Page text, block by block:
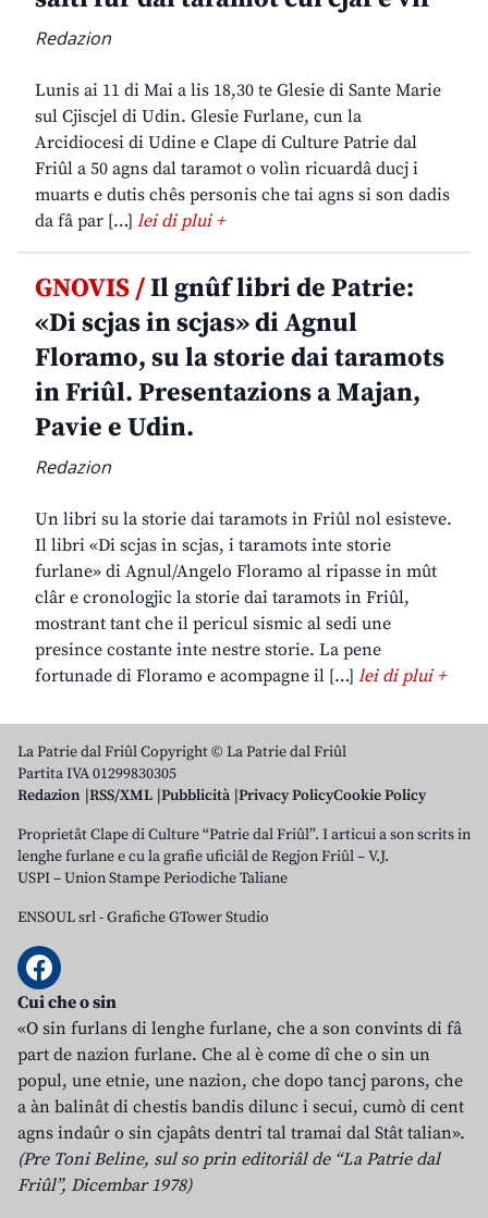
Redazion
Lunis ai 11 di Mai a lis 18,30 te Glesie di Sante Marie
sul Cjiscjel di Udin. Glesie Furlane, cun la
Arcidiocesi di Udine e Clape di Culture Patrie dal
Friûl a 50 agns dal taramot o volìn ricuardâ ducj i
muarts e dutis chês personis che tai agns si son dadis
da fâ par […] lei di plui +
GNOVIS /Il gnûf libri de Patrie:
«Di scjas in scjas» di Agnul
Floramo, su la storie dai taramots
in Friûl. Presentazions a Majan,
Pavie e Udin.
Redazion
Un libri su la storie dai taramots in Friûl nol esisteve.
Il libri «Di scjas in scjas, i taramots inte storie
furlane» di Agnul/Angelo Floramo al ripasse in mût
clâr e cronologjic la storie dai taramots in Friûl,
mostrant tant che il pericul sismic al sedi une
presince costante inte nestre storie. La pene
fortunade di Floramo e acompagne il […] lei di plui +
La Patrie dal Friûl Copyright © La Patrie dal Friûl
Partita IVA 01299830305
Redazion RSS/XML Pubblicità Privacy PolicyCookie Policy
Proprietât Clape di Culture “Patrie dal Friûl”. I articui a son scrits in
lenghe furlane e cu la grafie uficiâl de Regjon Friûl – V.J.
USPI – Union Stampe Periodiche Taliane
ENSOUL srl-Grafiche GTower Studio
Cui che o sin
«O sin furlans di lenghe furlane, che a son convints di fâ
part de nazion furlane. Che al è come dî che o sin un
popul, une etnie, une nazion, che dopo tancj parons, che
a àn balinât di chestis bandis dilunc i secui, cumò di cent
agns indaûr o sin cjapâts dentri tal tramai dal Stât talian».
(Pre Toni Beline, sul so prin editoriâl de “La Patrie dal
Friûl”, Dicembar 1978)